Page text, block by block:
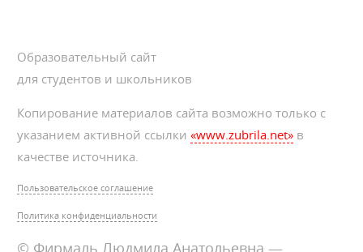
Образовательный сайт
для студентов и школьников
Копирование материалов сайта возможно только с
указанием активной ссылки«www.zubrila.net» в
качестве источника.
Пользовательское соглашение
Политика конфиденциальности